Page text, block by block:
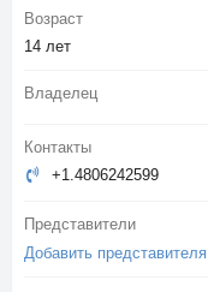
Возраст
14 лет
Владелец
Контакты
+1.4806242599
Представители
Добавить представителя